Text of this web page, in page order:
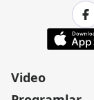
Video